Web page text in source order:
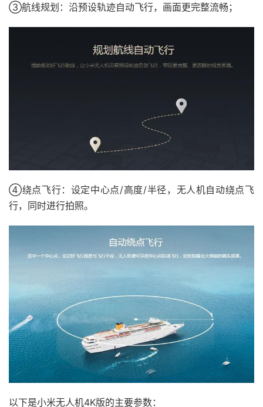
③航线规划：沿预设轨迹自动飞行，画面更完整流畅；
④绕点飞行：设定中心点/高度/半径，无人机自动绕点飞
行，同时进行拍照。
以下是小米无人机4K版的主要参数：